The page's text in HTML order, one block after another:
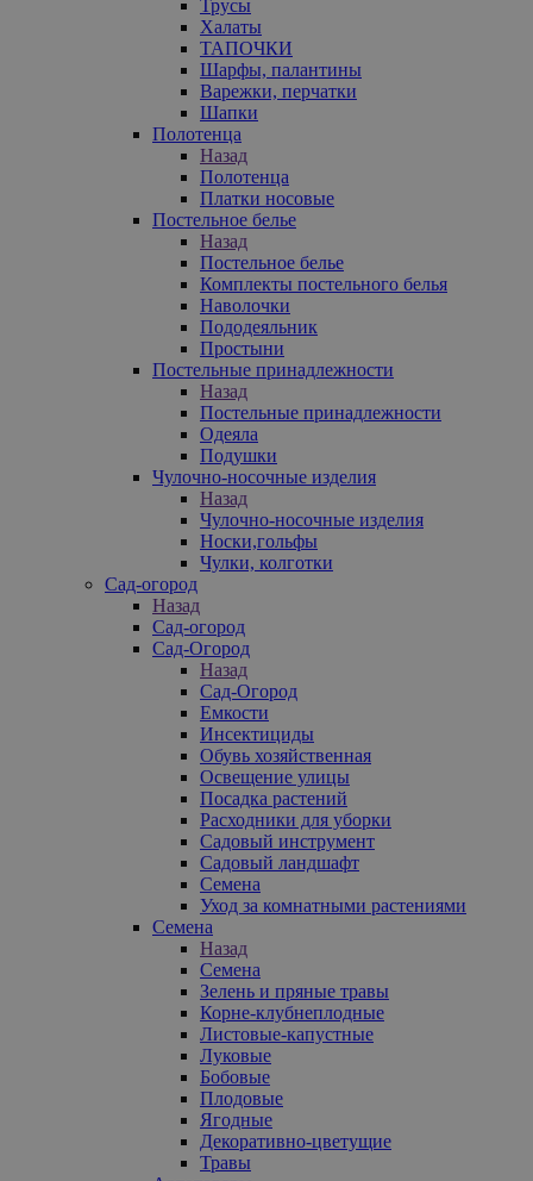
Трусы
Халаты
ТАПОЧКИ
Шарфы, палантины
Варежки, перчатки
Шапки
Полотенца
Назад
Полотенца
Платки носовые
Постельное белье
Назад
Постельное белье
Комплекты постельного белья
Наволочки
Пододеяльник
Простыни
Постельные принадлежности
Назад
Постельные принадлежности
Одеяла
Подушки
Чулочно-носочные изделия
Назад
Чулочно-носочные изделия
Носки,гольфы
Чулки, колготки
Сад-огород
Назад
Сад-огород
Сад-Огород
Назад
Сад-Огород
Емкости
Инсектициды
Обувь хозяйственная
Освещение улицы
Посадка растений
Расходники для уборки
Садовый инструмент
Садовый ландшафт
Семена
Уход за комнатными растениями
Семена
Назад
Семена
Зелень и пряные травы
Корне-клубнеплодные
Листовые-капустные
Луковые
Бобовые
Плодовые
Ягодные
Декоративно-цветущие
Травы